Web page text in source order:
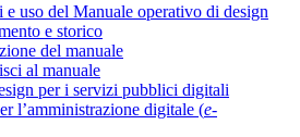
e uso del Manuale operativo di design
e storico
del manuale
al manuale
per i servizi pubblici digitali
l’amministrazione digitale (e-